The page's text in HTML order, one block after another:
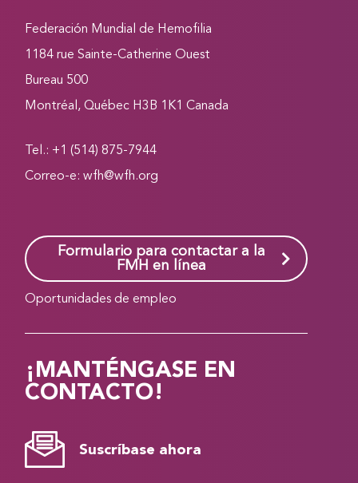
Federación Mundial de Hemofilia
1184 rue Sainte-Catherine Ouest
Bureau 500
Montréal, Québec H3B 1K1 Canada
Tel.: +1 (514) 875-7944
Correo-e:wfh@wfh.org
Formulario para contactar a la
FMH en línea
Oportunidades de empleo
¡MANTÉNGASE EN
CONTACTO!
Suscríbase ahora